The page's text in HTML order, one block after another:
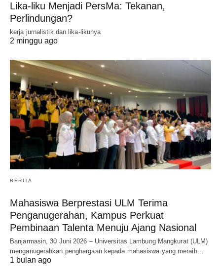
Lika-liku Menjadi PersMa: Tekanan,
Perlindungan?
kerja jurnalistik dan lika-likunya
2 minggu ago
BERITA
Mahasiswa Berprestasi ULM Terima
Penganugerahan, Kampus Perkuat
Pembinaan Talenta Menuju Ajang Nasional
Banjarmasin, 30 Juni 2026 – Universitas Lambung Mangkurat (ULM)
menganugerahkan penghargaan kepada mahasiswa yang meraih…
1 bulan ago